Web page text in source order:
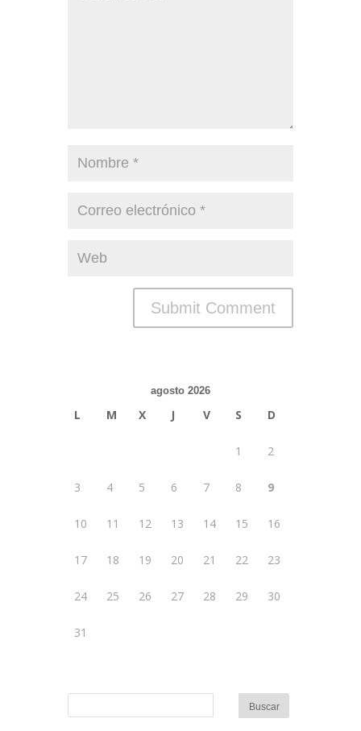
agosto 2026
L M X J V S D
1 2
3 4 5 6 7 8 9
10 11 12 13 14 15 16
17 18 19 20 21 22 23
24 25 26 27 28 29 30
31